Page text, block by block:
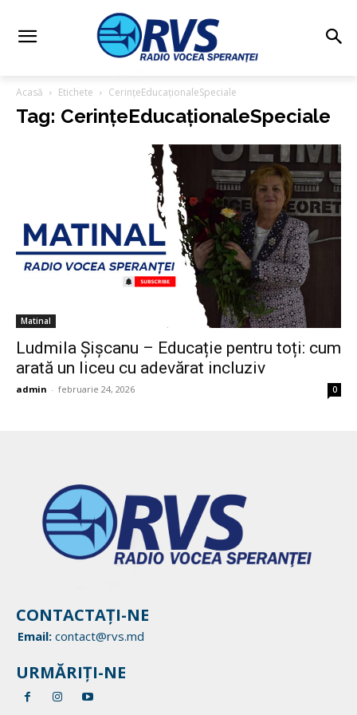
Acasă Etichete CerințeEducaționaleSpeciale
Tag: CerințeEducaționaleSpeciale
Matinal
Ludmila Șișcanu – Educație pentru toți: cum
arată un liceu cu adevărat incluziv
admin - februarie 24, 2026 0
CONTACTAȚI-NE
Email: contact@rvs.md
URMĂRIȚI-NE